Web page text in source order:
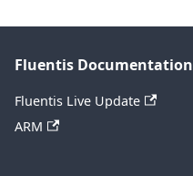
Fluentis Documentation
Fluentis Live Update
ARM